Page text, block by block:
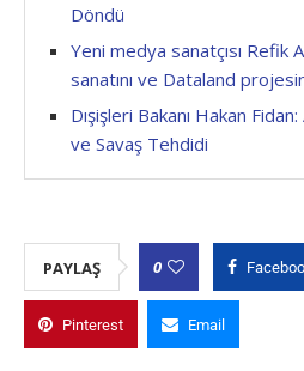
Döndü
Yeni medya sanatçısı Refik
sanatını ve Dataland
Dışişleri Bakanı Hakan
ve Savaş Tehdidi
PAYLAŞ 0
Pinterest Email